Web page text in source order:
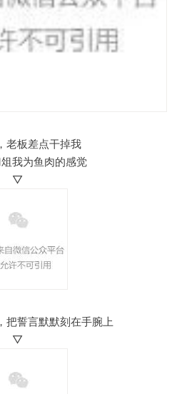
老板差点干掉我
我为鱼肉的感觉
▽
把誓言默默刻在手腕上
▽